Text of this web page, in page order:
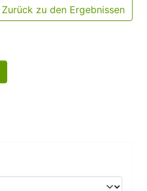
Zurück zu den Ergebnissen